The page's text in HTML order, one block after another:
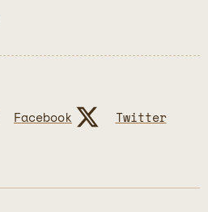
Facebook Twitter